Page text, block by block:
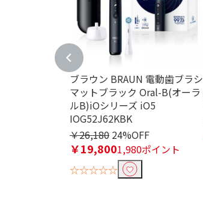
ブラウン BRAUN 電動歯ブラシ
マットブラック Oral-B(オーラ
ルB)iOシリーズ iO5
IOG52J62KBK
￥26,180 24%OFF
￥19,8001,980ポイント
☆☆☆☆☆